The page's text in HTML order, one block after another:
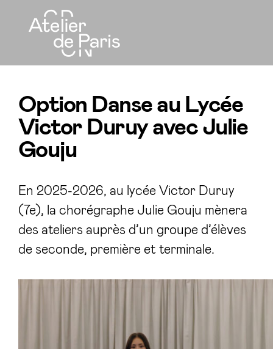
Option Danse au Lycée
Victor Duruy avec Julie
Gouju
En 2025-2026, au lycée Victor Duruy
(7e), la chorégraphe Julie Gouju mènera
des ateliers auprès d’un groupe d’élèves
de seconde, première et terminale.